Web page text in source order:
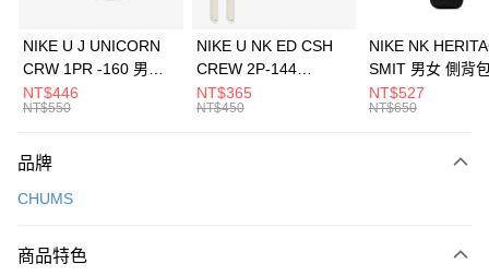
元大商業銀行
台灣樂天信用卡公司
全盈+PAY
AFTEE先享後付
【關於「AFTEE先享後付」】
便利好安心！
３．安心：先確認商品／服務後，再付款。
運送方式
每筆NT$100，滿NT$1,500(含以上)免運費
NIKE U J UNICORN
CRW 1PR -160 男女
中統襪 FZ3393100
NT$446
NT$550
NIKE U NK ED CSH
CREW 2P-144
EMBRDY 男女 短統襪
FZ3073133
NT$365
NT$450
NIKE NK
SMIT 男女 側背
BA5871010
NT$527
NT$650
品牌
CHUMS
商品特色